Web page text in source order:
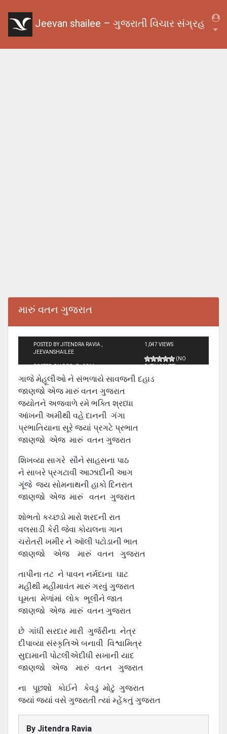
Jeevan shailee – ગુજરાતી વિચાર સંગ્રહ
મારું વતન ગુજરાત
POSTED BY JITENDRA RAVIA ,
JEEVANSHAILEE
POSTED ON DEC - 5 - 2011
1,047 VIEWS
(NO
RATINGS YET)
ગાજે મેહૂલીઓ ને સંભળાયે સાવજની દહાડ
જાણજો એજ મારું વતન ગુજરાત
જ્યોતને અજવાળે રમે ભક્તિ શ્રધ્ધા
આંખની અમીથી વહે દાનની ગંગા
પ્રભાતિયાના સૂરે જ્યાં પ્રગટે પ્રભાત
જાણજો એજ મારું વતન ગુજરાત
શિખવ્યા સાગરે સૌને સાહસના પાઠ
ને સાબરે પ્રગટાવી આઝાદીની આગ
ગૂંજે જય સોમનાથની હાકો દિનરાત
જાણજો એજ મારું વતન ગુજરાત
શોભતો કચ્છડો મારો શરદની રાત
વલસાડી કેરી જેવા કોયલના ગાન
ચરોતરી ખમીર ને ઑલી પટોડાની ભાત
જાણજો એજ મારું વતન ગુજરાત
તાપીના તટ ને પાવન નર્મદાના ઘાટ
મહીથી મહીમાવંત મારું ગરવું ગુજરાત
ઘૂમતા મેળાંમાં લોક ભૂલીને જાત
જાણજો એજ મારું વતન ગુજરાત
છે ગાંધી સરદાર મારી ગુર્જરીના નેત્ર
દીપાવ્યા સંસ્કૃતિએ બનાવી વિશ્વામિત્ર
સુદામાની પોટલીએદીધી સખાની યાદ
જાણજો એજ મારું વતન ગુજરાત
ના પૂછશો કોઈને કેવડું મોટું ગુજરાત
જ્યાં જ્યાં વસે ગુજરાતી ત્યાં મ્હેંકતું ગુજરાત
By Jitendra Ravia